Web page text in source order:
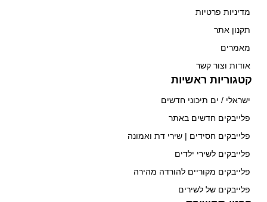
מדיניות פרטיות
תקנון אתר
מאמרים
אודות וצור קשר
קטגוריות ראשיות
ישראלי / ים תיכוני חדשים
פלייבקים חדשים באתר
פלייבקים חסידים | שירי דת ואמונה
פלייבקים לשירי ילדים
פלייבקים מקוריים להורדה מהירה
פלייבקים של לשירים